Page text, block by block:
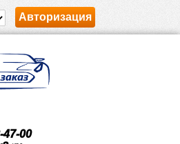
Авторизация
00